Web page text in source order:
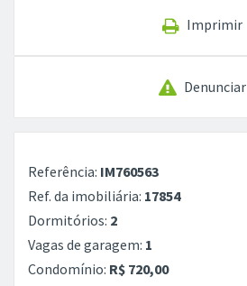
Imprimir
Denunciar
Referência: IM760563
Ref. da imobiliária: 17854
Dormitórios: 2
Vagas de garagem: 1
Condomínio: R$ 720,00